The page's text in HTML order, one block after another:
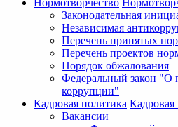
Нормотворчество
Законодательная
Независимая
Перечень принятых
Перечень проектов
Порядок обжалования
Федеральный закон "О
коррупции"
Кадровая политика Кадровая
Вакансии